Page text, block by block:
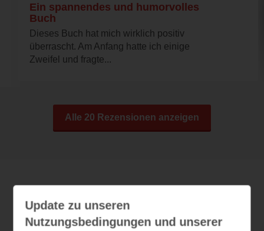
Ein spannendes und humorvolles
Buch
Dieses Buch hat mich wirklich positiv
überrascht. Am Anfang hatte ich einige
Zweifel und fragte...
Alle 20 Rezensionen anzeigen
Leseeindrücke
Update zu unseren
Nutzungsbedingungen und unserer